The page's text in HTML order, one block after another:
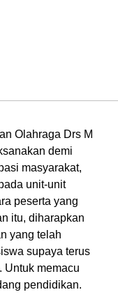
Olahraga Drs M
demi
masyarakat,
unit-unit
peserta yang
itu, diharapkan
yang telah
supaya terus
Untuk memacu
pendidikan.